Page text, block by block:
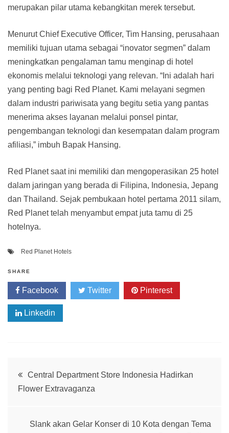
merupakan pilar utama kebangkitan merek tersebut.
Menurut Chief Executive Officer, Tim Hansing, perusahaan
memiliki tujuan utama sebagai “inovator segmen” dalam
meningkatkan pengalaman tamu menginap di hotel
ekonomis melalui teknologi yang relevan. “Ini adalah hari
yang penting bagi Red Planet. Kami melayani segmen
dalam industri pariwisata yang begitu setia yang pantas
menerima akses layanan melalui ponsel pintar,
pengembangan teknologi dan kesempatan dalam program
afiliasi,” imbuh Bapak Hansing.
Red Planet saat ini memiliki dan mengoperasikan 25 hotel
dalam jaringan yang berada di Filipina, Indonesia, Jepang
dan Thailand. Sejak pembukaan hotel pertama 2011 silam,
Red Planet telah menyambut empat juta tamu di 25
hotelnya.
Red Planet Hotels
SHARE
Facebook Twitter Pinterest
Linkedin
Post
navigation
Central Department Store Indonesia Hadirkan
Flower Extravaganza
Slank akan Gelar Konser di 10 Kota dengan Tema